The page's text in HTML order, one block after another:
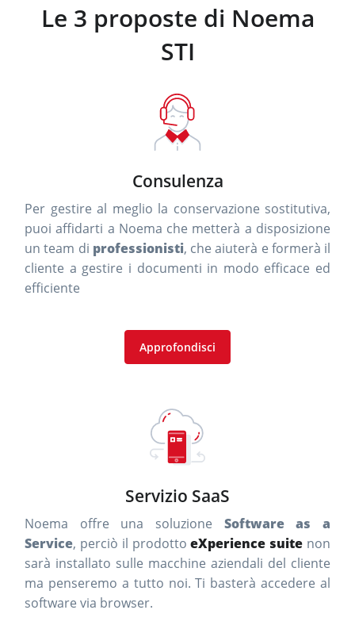
Le 3 proposte di Noema
STI
Consulenza
Per gestire al meglio la conservazione sostitutiva,
puoi affidarti a Noema che metterà a disposizione
un team di professionisti, che aiuterà e formerà il
cliente a gestire i documenti in modo efficace ed
efficiente
Approfondisci
Servizio SaaS
Noema offre una soluzione Software as a
Service, perciò il prodottoeXperience suite non
sarà installato sulle macchine aziendali del cliente
ma penseremo a tutto noi. Ti basterà accedere al
software via browser.